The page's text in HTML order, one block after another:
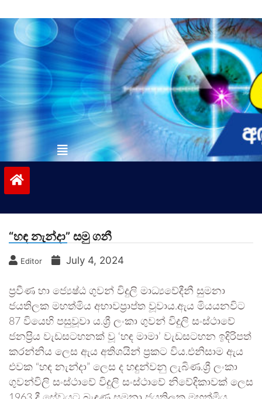
to
contentvinivida.lk
“හඳ නැන්දා” සමු ගනී
Editor July 4, 2024
ප්‍රවීණ හා ජ්‍යෙෂ්ඨ ගුවන් විදුලි මාධ්‍යවේදීනී සුමනා
ජයතිලක මහත්මිය අභාවප්‍රාප්ත වූවාය.ඇය මියයනවිට
87 වියෙහි පසුවූවා ය.ශ්‍රී ලංකා ගුවන් විදුලි සංස්ථාවේ
ජනප්‍රිය වැඩසටහනක් වූ ‘හඳ මාමා’ වැඩසටහන ඉදිරිපත්
කරන්නිය ලෙස ඇය අතිශයින් ප්‍රකට විය.එනිසාම ඇය
එවක “හඳ නැන්දා” ලෙස ද හඳුන්වනු ලැබිණ.ශ්‍රී ලංකා
ගුවන්විලි සංස්ථාවේ විදුලි සංස්ථාවේ නිවේදිකාවක් ලෙස